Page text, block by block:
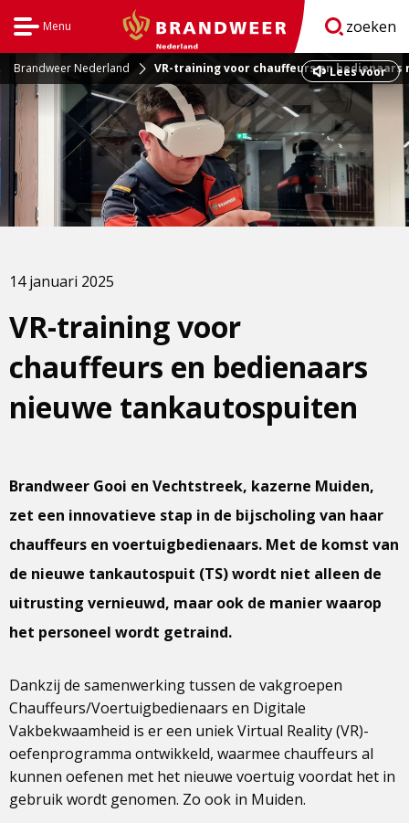
Menu
BrandweerNederland.nl
zoeken
Brandweer Nederland VR-training voor chauffeurs enDit
is
een
externe
pagina
Lees voor
VR-training voor
chauffeurs en bedienaars
nieuwe tankautospuiten
14 januari 2025
Brandweer Gooi en Vechtstreek, kazerne Muiden,
zet een innovatieve stap in de bijscholing van haar
chauffeurs en voertuigbedienaars. Met de komst van
de nieuwe tankautospuit (TS) wordt niet alleen de
uitrusting vernieuwd, maar ook de manier waarop
het personeel wordt getraind.
Dankzij de samenwerking tussen de vakgroepen
Chauffeurs/Voertuigbedienaars en Digitale
Vakbekwaamheid is er een uniek Virtual Reality (VR)-
oefenprogramma ontwikkeld, waarmee chauffeurs al
kunnen oefenen met het nieuwe voertuig voordat het in
gebruik wordt genomen. Zo ook in Muiden.